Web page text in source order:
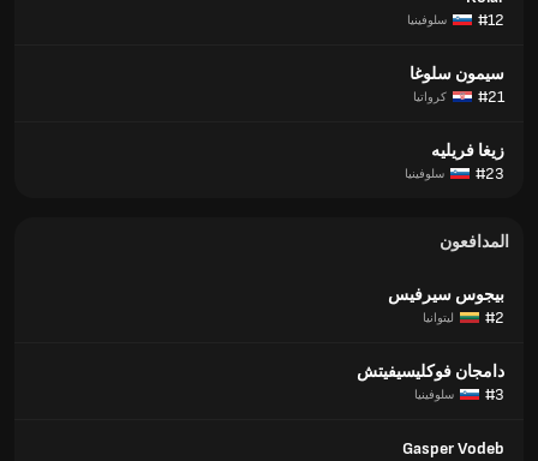
#12
سلوفينيا
سيمون سلوغا
#21
كرواتيا
زيغا فريليه
#23
سلوفينيا
المدافعون
بيجوس سيرفيس
#2
ليتوانيا
دامجان فوكليسيفيتش
#3
سلوفينيا
Gasper Vodeb